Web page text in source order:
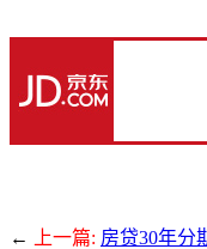
← 上一篇: 房贷30年分